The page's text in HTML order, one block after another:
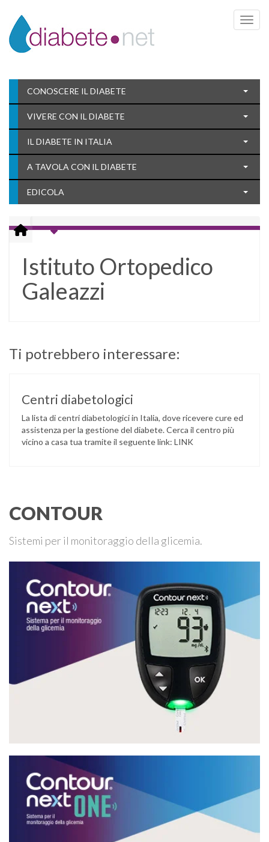
Toggle
CONOSCERE IL DIABETE
VIVERE CON IL DIABETE
IL DIABETE IN ITALIA
A TAVOLA CON IL DIABETE
EDICOLA
Istituto Ortopedico
Galeazzi
Ti potrebbero interessare:
Centri diabetologici
La lista di centri diabetologici in Italia, dove ricevere cure ed
assistenza per la gestione del diabete. Cerca il centro più
vicino a casa tua tramite il seguente link: LINK
CONTOUR
Sistemi per il monitoraggio della glicemia.